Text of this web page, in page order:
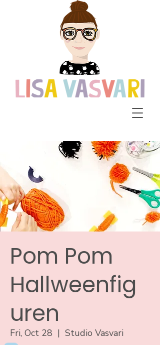
Pom Pom
Hallweenfig
uren
Fri, Oct 28
  |
Studio Vasvari